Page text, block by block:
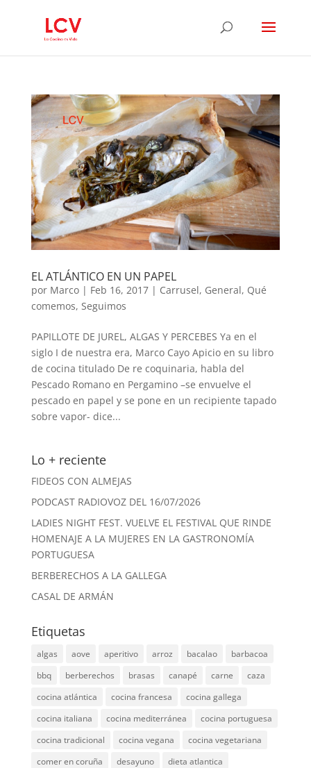
EL ATLÁNTICO EN UN PAPEL
por Marco| Feb 16, 2017| Carrusel, General, Qué
comemos, Seguimos
PAPILLOTE DE JUREL, ALGAS Y PERCEBES Ya en el
siglo I de nuestra era, Marco Cayo Apicio en su libro
de cocina titulado De re coquinaria, habla del
Pescado Romano en Pergamino –se envuelve el
pescado en papel y se pone en un recipiente tapado
sobre vapor- dice...
Lo + reciente
FIDEOS CON ALMEJAS
PODCAST RADIOVOZ DEL 16/07/2026
LADIES NIGHT FEST. VUELVE EL FESTIVAL QUE RINDE
HOMENAJE A LA MUJERES EN LA GASTRONOMÍA
PORTUGUESA
BERBERECHOS A LA GALLEGA
CASAL DE ARMÁN
Etiquetas
algas aove aperitivo arroz bacalao
barbacoa
bbq
berberechos brasas canapé carne
caza
cocina atlántica
cocina francesa
cocina gallega
cocina italiana
cocina mediterránea
cocina portuguesa
cocina tradicional
cocina vegana
cocina vegetariana
comer en coruña
desayuno
dieta atlantica